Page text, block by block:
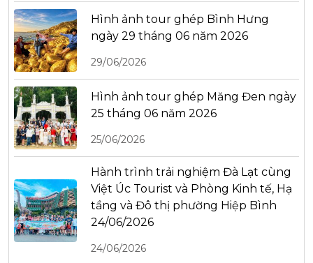
Hình ảnh tour ghép Bình Hưng
ngày 29 tháng 06 năm 2026
29/06/2026
Hình ảnh tour ghép Măng Đen ngày
25 tháng 06 năm 2026
25/06/2026
Hành trình trải nghiệm Đà Lạt cùng
Việt Úc Tourist và Phòng Kinh tế, Hạ
tầng và Đô thị phường Hiệp Bình
24/06/2026
24/06/2026